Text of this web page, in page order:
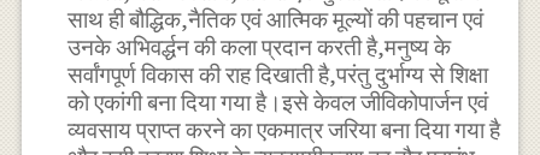
साथ ही बौद्धिक,नैतिक एवं आत्मिक मूल्यों की पहचान एवं
उनके अभिवर्द्धन की कला प्रदान करती है,मनुष्य के
सर्वांगपूर्ण विकास की राह दिखाती है,परंतु दुर्भाग्य से शिक्षा
को एकांगी बना दिया गया है।इसे केवल जीविकोपार्जन एवं
व्यवसाय प्राप्त करने का एकमात्र जरिया बना दिया गया है